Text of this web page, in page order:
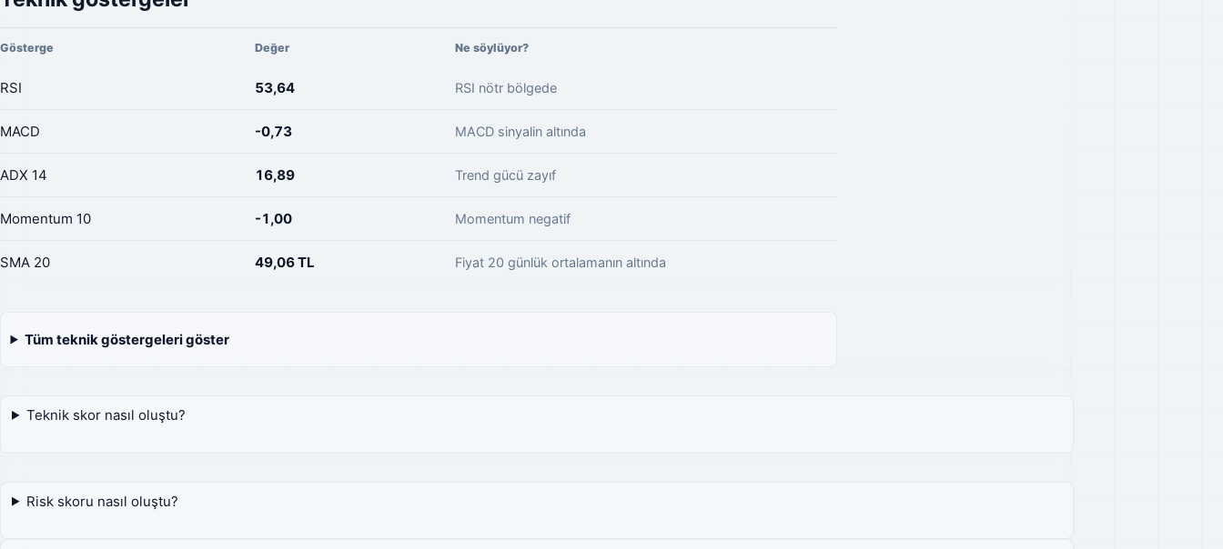
Gösterge Değer Ne söylüyor?
RSI 53,64 RSI nötr bölgede
MACD -0,73 MACD sinyalin altında
ADX 14 16,89 Trend gücü zayıf
Momentum 10 -1,00 Momentum negatif
SMA 20 49,06 TL Fiyat 20 günlük ortalamanın altında
Tüm teknik göstergeleri göster
Teknik skor nasıl oluştu?
Risk skoru nasıl oluştu?